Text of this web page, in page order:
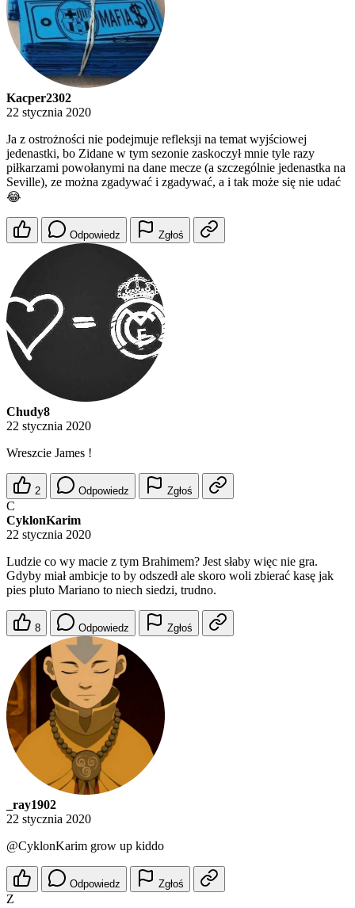
Kacper2302
22 stycznia 2020
Ja z ostrożności nie podejmuje refleksji na temat wyjściowej
jedenastki, bo Zidane w tym sezonie zaskoczył mnie tyle razy
piłkarzami powołanymi na dane mecze (a szczególnie jedenastka na
Seville), ze można zgadywać i zgadywać, a i tak może się nie udać
😂
Odpowiedz Zgłoś
Chudy8
22 stycznia 2020
Wreszcie James !
2 Odpowiedz Zgłoś
C
CyklonKarim
22 stycznia 2020
Ludzie co wy macie z tym Brahimem? Jest słaby więc nie gra.
Gdyby miał ambicje to by odszedł ale skoro woli zbierać kasę jak
pies pluto Mariano to niech siedzi, trudno.
8 Odpowiedz Zgłoś
_ray1902
22 stycznia 2020
@CyklonKarim grow up kiddo
Odpowiedz Zgłoś
Z